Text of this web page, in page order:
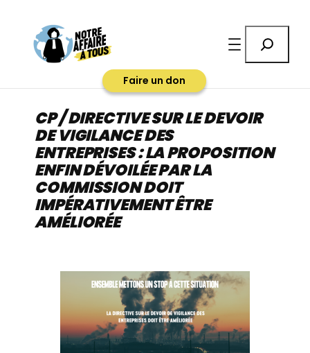
contenu
Faire un don
CP / DIRECTIVE SUR LE DEVOIR
DE VIGILANCE DES
ENTREPRISES : LA PROPOSITION
ENFIN DÉVOILÉE PAR LA
COMMISSION DOIT
IMPÉRATIVEMENT ÊTRE
AMÉLIORÉE